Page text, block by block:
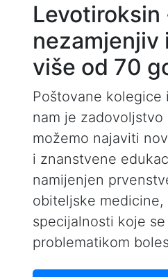
Levotiroksin
nezamjenjiv
više od 70
Poštovane kolegice
nam je zadovoljstvo
možemo najaviti
i znanstvene
namijenjen
obiteljske
specijalnosti koje
problematikom